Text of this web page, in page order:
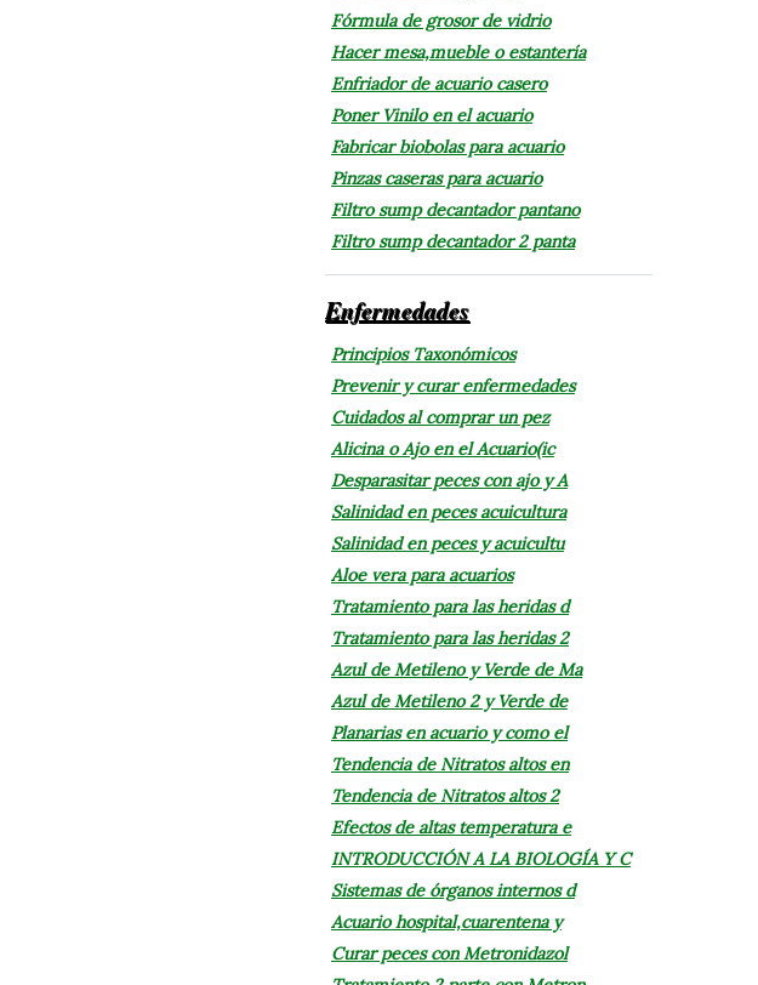
Fórmula de grosor de vidrio
Hacer mesa,mueble o estantería
Enfriador de acuario casero
Poner Vinilo en el acuario
Fabricar biobolas para acuario
Pinzas caseras para acuario
Filtro sump decantador pantano
Filtro sump decantador 2 panta
Enfermedades
Principios Taxonómicos
Prevenir y curar enfermedades
Cuidados al comprar un pez
Alicina o Ajo en el Acuario(ic
Desparasitar peces con ajo y A
Salinidad en peces acuicultura
Salinidad en peces y acuicultu
Aloe vera para acuarios
Tratamiento para las heridas d
Tratamiento para las heridas 2
Azul de Metileno y Verde de Ma
Azul de Metileno 2 y Verde de
Planarias en acuario y como el
Tendencia de Nitratos altos en
Tendencia de Nitratos altos 2
Efectos de altas temperatura e
INTRODUCCIÓN A LA BIOLOGÍA Y C
Sistemas de órganos internos d
Acuario hospital,cuarentena y
Curar peces con Metronidazol